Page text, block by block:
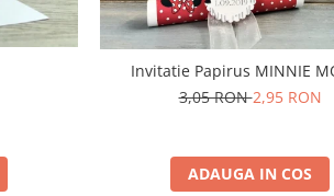
Invitatie Papirus MINNIE
3,05 RON2,95 RON
ADAUGA IN COS